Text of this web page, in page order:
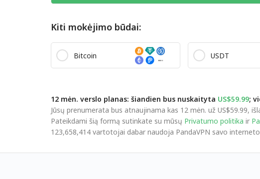
Kiti mokėjimo būdai:
Bitcoin USDT
12 mėn. verslo planas: šiandien bus nuskaityta US$59.99;
Jūsų prenumerata bus atnaujinama kas 12 mėn. už US$59.99,
Pateikdami šią formą sutinkate su mūsų Privatumo politika ir
123,658,414 vartotojai dabar naudoja PandaVPN savo